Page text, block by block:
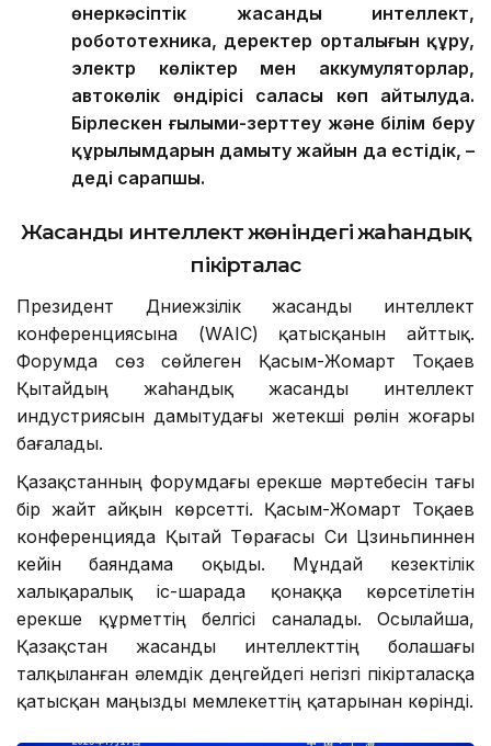
өнеркәсіптік жасанды интеллект,
робототехника, деректер орталығын құру,
электр көліктер мен аккумуляторлар,
автокөлік өндірісі саласы көп айтылуда.
Бірлескен ғылыми-зерттеу және білім беру
құрылымдарын дамыту жайын да естідік, –
деді сарапшы.
Жасанды интеллект жөніндегі жаһандық
пікірталас
Президент Дүниежүзілік жасанды интеллект
конференциясына (WAIC) қатысқанын айттық.
Форумда сөз сөйлеген Қасым-Жомарт Тоқаев
Қытайдың жаһандық жасанды интеллект
индустриясын дамытудағы жетекші рөлін жоғары
бағалады.
Қазақстанның форумдағы ерекше мәртебесін тағы
бір жайт айқын көрсетті. Қасым-Жомарт Тоқаев
конференцияда Қытай Төрағасы Си Цзиньпиннен
кейін баяндама оқыды. Мұндай кезектілік
халықаралық іс-шарада қонаққа көрсетілетін
ерекше құрметтің белгісі саналады. Осылайша,
Қазақстан жасанды интеллекттің болашағы
талқыланған әлемдік деңгейдегі негізгі пікірталасқа
қатысқан маңызды мемлекеттің қатарынан көрінді.